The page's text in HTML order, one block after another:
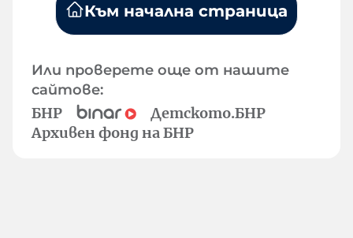
Към начална страница
Или проверете още от нашите
сайтове:
БНР
Детското.БНР
Архивен фонд на БНР